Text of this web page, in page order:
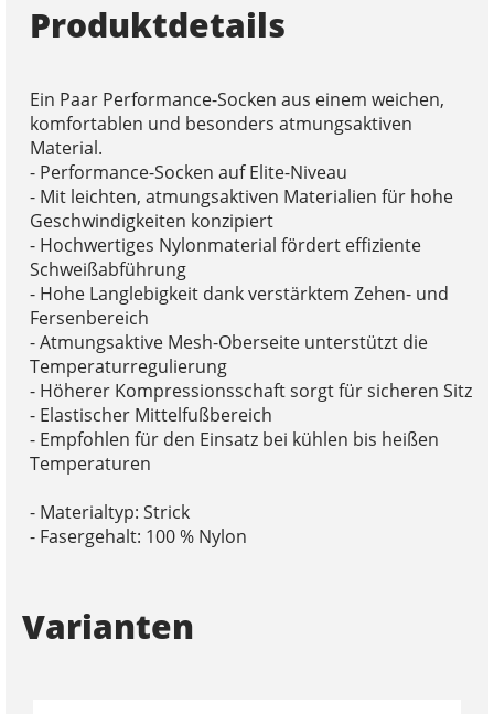
Produktdetails
Ein Paar Performance-Socken aus einem weichen,
komfortablen und besonders atmungsaktiven
Material.
- Performance-Socken auf Elite-Niveau
- Mit leichten, atmungsaktiven Materialien für hohe
Geschwindigkeiten konzipiert
- Hochwertiges Nylonmaterial fördert effiziente
Schweißabführung
- Hohe Langlebigkeit dank verstärktem Zehen- und
Fersenbereich
- Atmungsaktive Mesh-Oberseite unterstützt die
Temperaturregulierung
- Höherer Kompressionsschaft sorgt für sicheren Sitz
- Elastischer Mittelfußbereich
- Empfohlen für den Einsatz bei kühlen bis heißen
Temperaturen
- Materialtyp: Strick
- Fasergehalt: 100 % Nylon
Varianten